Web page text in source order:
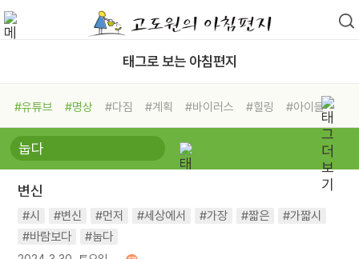
태그로 보는 아침편지
#유튜브 #명상 #다짐 #계획 #바이러스 #힐링
#아이들
#비전캠프
#독서캠프 #삶
#희망
#나눔 #친구 #링컨학교
#독서
변신
#시 #변신 #먼저 #세상에서 #가장 #짧은
#가짧시
#바람보다
#눕다